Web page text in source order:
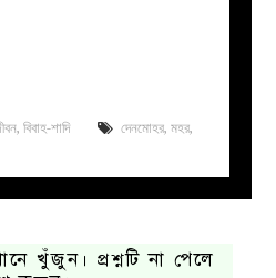
, বিবাহ-শাদি দেনমোহর, মহর,
খুঁজুন। প্রশ্নটি না পেলে